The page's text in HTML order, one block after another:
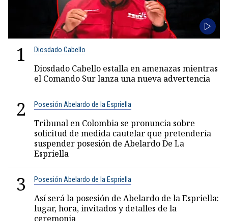
1 Diosdado Cabello
Diosdado Cabello estalla en amenazas mientras
el Comando Sur lanza una nueva advertencia
2 Posesión Abelardo de la Espriella
Tribunal en Colombia se pronuncia sobre
solicitud de medida cautelar que pretendería
suspender posesión de Abelardo De La
Espriella
3 Posesión Abelardo de la Espriella
Así será la posesión de Abelardo de la Espriella:
lugar, hora, invitados y detalles de la
ceremonia